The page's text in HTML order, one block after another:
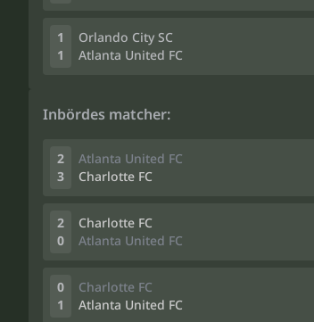
1
1
Orlando City SC
Atlanta United FC
Inbördes matcher:
2
3
Atlanta United FC
Charlotte FC
2
0
Charlotte FC
Atlanta United FC
0
1
Charlotte FC
Atlanta United FC